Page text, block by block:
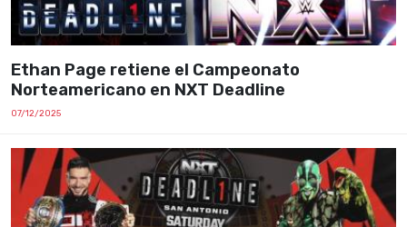
Ethan Page retiene el Campeonato
Norteamericano en NXT Deadline
07/12/2025